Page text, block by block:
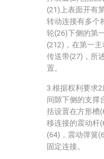
(21)上表面开有
转动连接有多个
轮(26)下侧的第
(212)，在第一
传送带(27)，所
置。
3.根据权利要求
间隙下侧的支撑
括设置在方形槽
移连接的震动杆
(64)，震动弹簧
固定连接。